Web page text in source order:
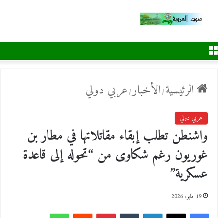
الرئيسية/الأخبار/عربي دولي
عربي دولي
واشنطن تطلب إبقاء مقاتلاتها في مطار بن
غوريون رغم شكاوى من “تحوله إلى قاعدة
عسكرية”
19 مايو، 2026